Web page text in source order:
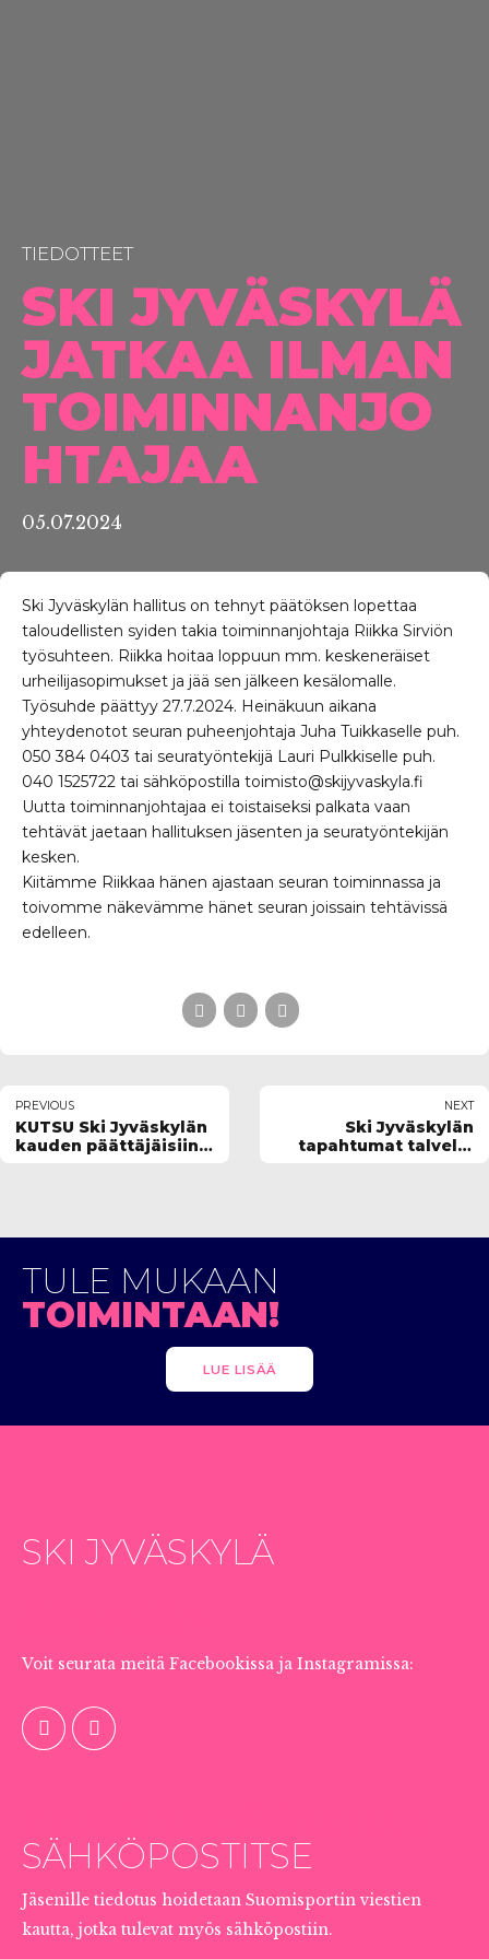
TIEDOTTEET
SKI JYVÄSKYLÄ
JATKAA ILMAN
TOIMINNANJO
HTAJAA
05.07.2024
Ski Jyväskylän hallitus on tehnyt päätöksen lopettaa
taloudellisten syiden takia toiminnanjohtaja Riikka Sirviön
työsuhteen. Riikka hoitaa loppuun mm. keskeneräiset
urheilijasopimukset ja jää sen jälkeen kesälomalle.
Työsuhde päättyy 27.7.2024. Heinäkuun aikana
yhteydenotot seuran puheenjohtaja Juha Tuikkaselle puh.
050 384 0403 tai seuratyöntekijä Lauri Pulkkiselle puh.
040 1525722 tai sähköpostilla toimisto@skijyvaskyla.fi
Uutta toiminnanjohtajaa ei toistaiseksi palkata vaan
tehtävät jaetaan hallituksen jäsenten ja seuratyöntekijän
kesken.
Kiitämme Riikkaa hänen ajastaan seuran toiminnassa ja
toivomme näkevämme hänet seuran joissain tehtävissä
edelleen.
PREVIOUS
KUTSU Ski Jyväskylän
kauden päättäjäisiin
NEXT
Ski Jyväskylän
tapahtumat talvella
TULE MUKAAN
TOIMINTAAN!
LUE LISÄÄ
SKI JYVÄSKYLÄ
Voit seurata meitä Facebookissa ja Instagramissa:
SÄHKÖPOSTITSE
Jäsenille tiedotus hoidetaan Suomisportin viestien
kautta, jotka tulevat myös sähköpostiin.